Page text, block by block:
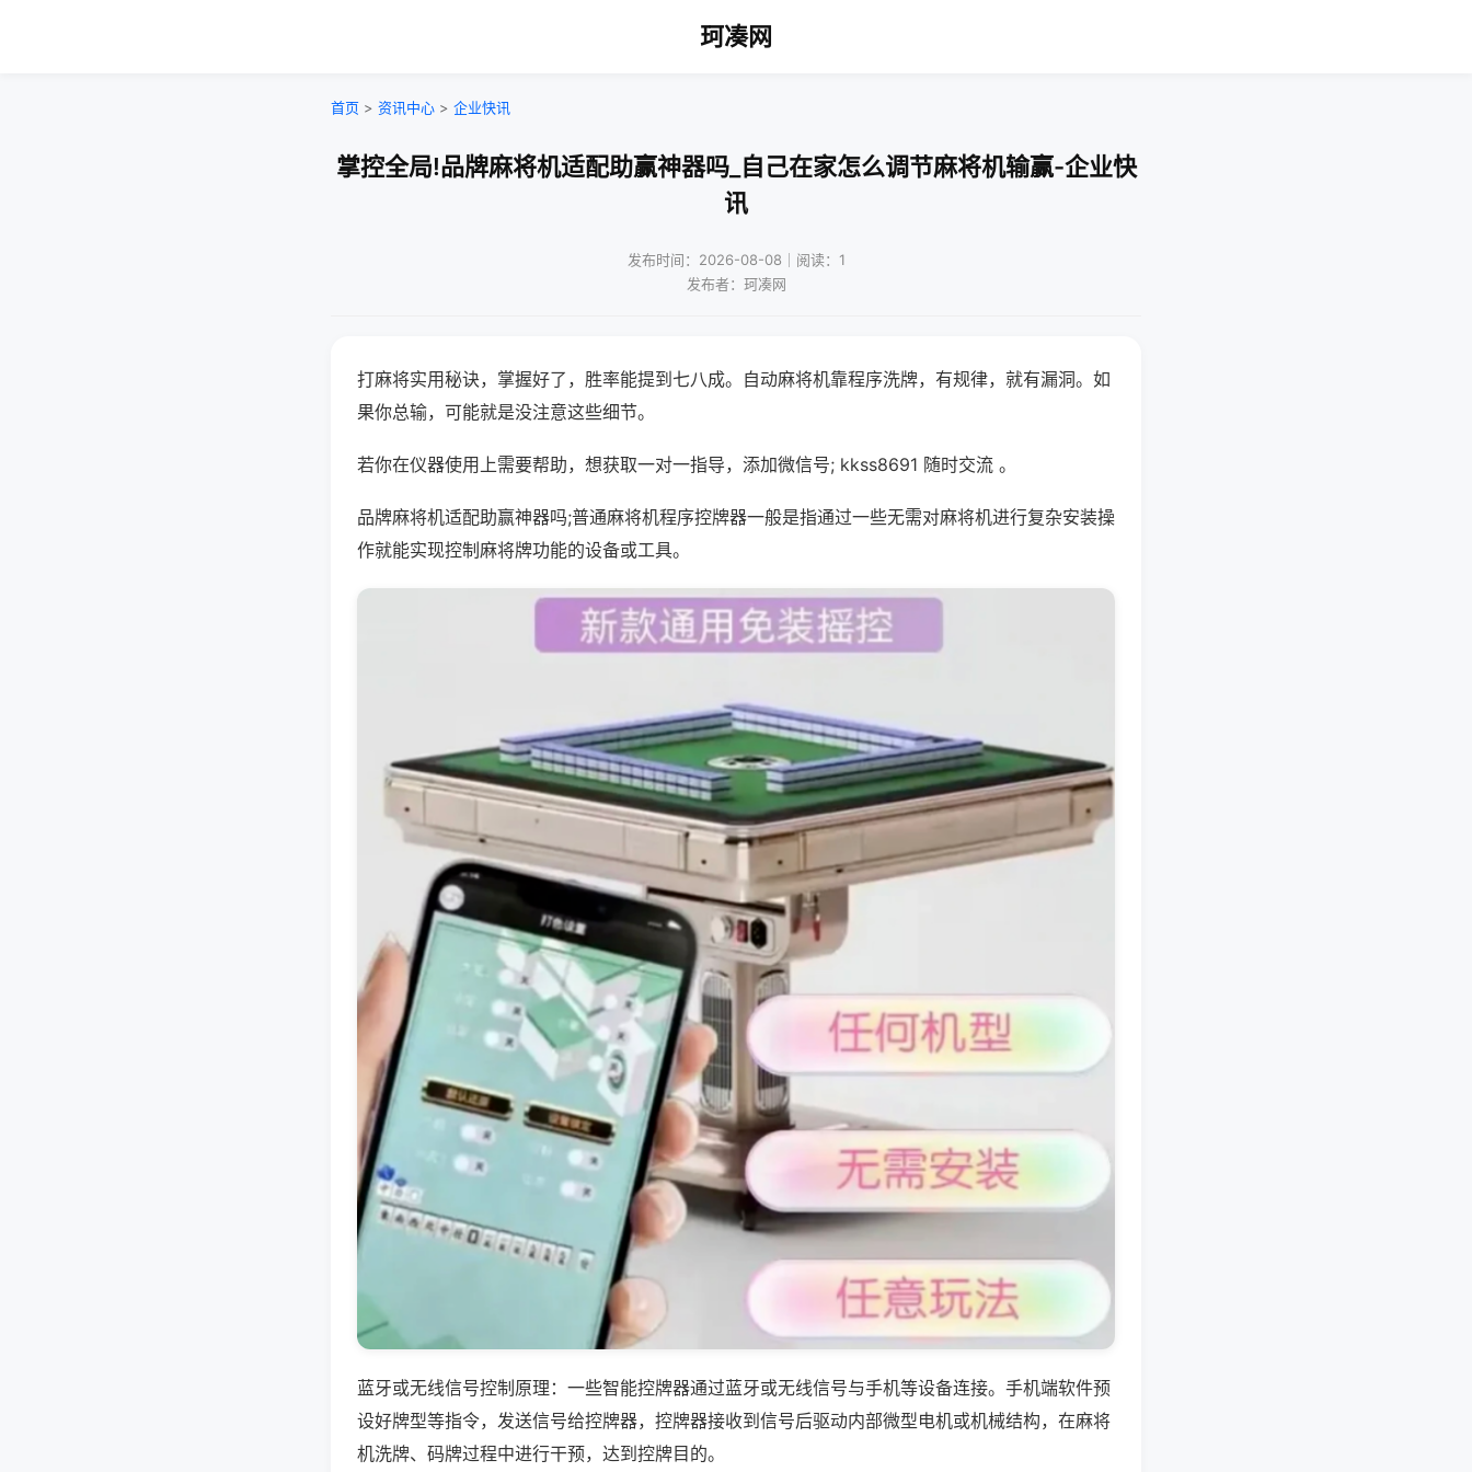
珂凑网
首页 > 资讯中心 > 企业快讯
掌控全局!品牌麻将机适配助赢神器吗_自己在家怎么调节麻将机输赢-企业快
讯
发布时间：2026-08-08｜阅读：1
发布者：珂凑网
打麻将实用秘诀，掌握好了，胜率能提到七八成。自动麻将机靠程序洗牌，有规律，就有漏洞。如
果你总输，可能就是没注意这些细节。
若你在仪器使用上需要帮助，想获取一对一指导，添加微信号; kkss8691 随时交流 。
品牌麻将机适配助赢神器吗;普通麻将机程序控牌器一般是指通过一些无需对麻将机进行复杂安装操
作就能实现控制麻将牌功能的设备或工具。
蓝牙或无线信号控制原理：一些智能控牌器通过蓝牙或无线信号与手机等设备连接。手机端软件预
设好牌型等指令，发送信号给控牌器，控牌器接收到信号后驱动内部微型电机或机械结构，在麻将
机洗牌、码牌过程中进行干预，达到控牌目的。